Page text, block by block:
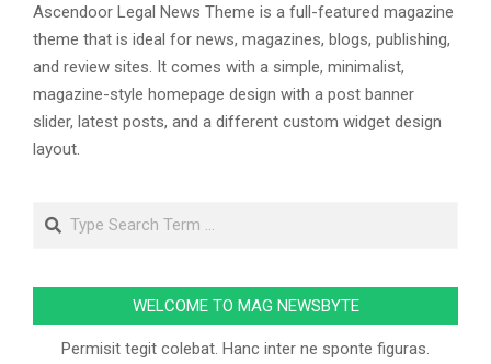
Ascendoor Legal News Theme is a full-featured magazine
theme that is ideal for news, magazines, blogs, publishing,
and review sites. It comes with a simple, minimalist,
magazine-style homepage design with a post banner
slider, latest posts, and a different custom widget design
layout.
WELCOME TO MAG NEWSBYTE
Permisit tegit colebat. Hanc inter ne sponte figuras.